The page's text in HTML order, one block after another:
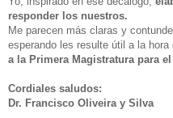
responder los nuestros.
Me parecen más claras y
esperando les resulte útil a la hora
a la Primera Magistratura para el
Cordiales saludos:
Dr. Francisco Oliveira y Silva